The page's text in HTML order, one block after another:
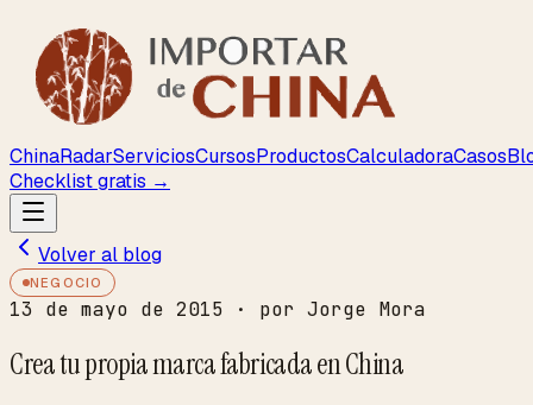
ChinaRadarServiciosCursosProductosCalculadoraCasos
Checklist gratis →
Volver al blog
NEGOCIO
13 de mayo de 2015 · por Jorge Mora
Crea tu propia marca fabricada en China